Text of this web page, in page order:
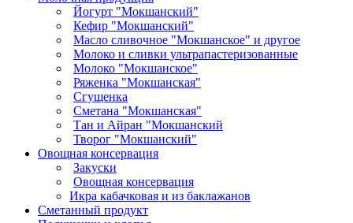
Йогурт "Мокшанский"
Кефир "Мокшанский"
Масло сливочное "Мокшанское" и другое
Молоко и сливки ультрапастеризованные
Молоко "Мокшанское"
Ряженка "Мокшанская"
Сгущенка
Сметана "Мокшанская"
Тан и Айран "Мокшанский
Творог "Мокшанский"
Овощная консервация
Закуски
Овощная консервация
Икра кабачковая и из баклажанов
Сметанный продукт